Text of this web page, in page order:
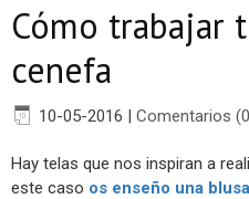
Cómo trabajar
cenefa
10-05-2016 | Comentarios
Hay telas que nos inspiran a
este caso os enseño una